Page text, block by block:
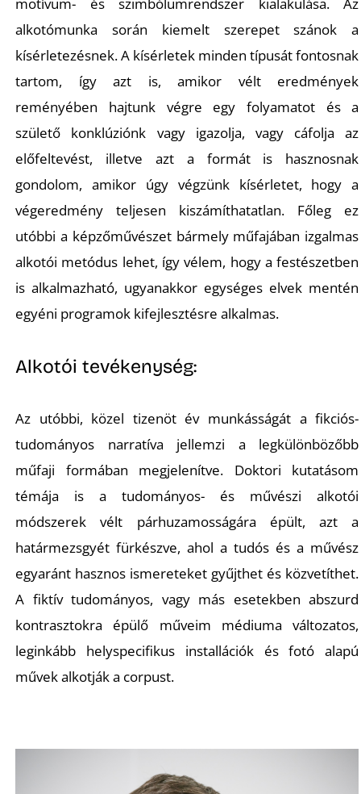
motívum- és szimbólumrendszer kialakulása. Az
alkotómunka során kiemelt szerepet szánok a
kísérletezésnek. A kísérletek minden típusát fontosnak
tartom, így azt is, amikor vélt eredmények
reményében hajtunk végre egy folyamatot és a
születő konklúziónk vagy igazolja, vagy cáfolja az
előfeltevést, illetve azt a formát is hasznosnak
gondolom, amikor úgy végzünk kísérletet, hogy a
végeredmény teljesen kiszámíthatatlan. Főleg ez
utóbbi a képzőművészet bármely műfajában izgalmas
alkotói metódus lehet, így vélem, hogy a festészetben
is alkalmazható, ugyanakkor egységes elvek mentén
egyéni programok kifejlesztésre alkalmas.
Alkotói tevékenység:
Az utóbbi, közel tizenöt év munkásságát a fikciós-
tudományos narratíva jellemzi a legkülönbözőbb
műfaji formában megjelenítve. Doktori kutatásom
témája is a tudományos- és művészi alkotói
módszerek vélt párhuzamosságára épült, azt a
határmezsgyét fürkészve, ahol a tudós és a művész
egyaránt hasznos ismereteket gyűjthet és közvetíthet.
A fiktív tudományos, vagy más esetekben abszurd
kontrasztokra épülő műveim médiuma változatos,
leginkább helyspecifikus installációk és fotó alapú
művek alkotják a corpust.